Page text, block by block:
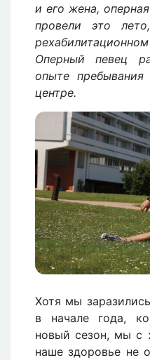
и его жена,
провели это
Оперный певец
опыте пребывания
центре.
Изображение
Хотя мы
в начале года,
новый сезон, мы с
наше здоровье не